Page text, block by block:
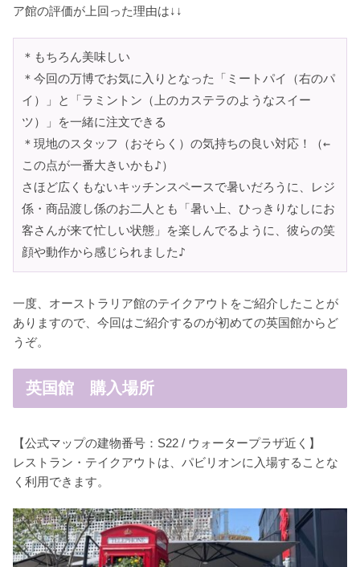
ア館の評価が上回った理由は↓↓
＊もちろん美味しい
＊今回の万博でお気に入りとなった「ミートパイ（右のパ
イ）」と「ラミントン（上のカステラのようなスイー
ツ）」を一緒に注文できる
＊現地のスタッフ（おそらく）の気持ちの良い対応！（←
この点が一番大きいかも♪）
さほど広くもないキッチンスペースで暑いだろうに、レジ
係・商品渡し係のお二人とも「暑い上、ひっきりなしにお
客さんが来て忙しい状態」を楽しんでるように、彼らの笑
顔や動作から感じられました♪
一度、オーストラリア館のテイクアウトをご紹介したことが
ありますので、今回はご紹介するのが初めての英国館からど
うぞ。
英国館 購入場所
【公式マップの建物番号：S22 / ウォータープラザ近く】
レストラン・テイクアウトは、パビリオンに入場することな
く利用できます。